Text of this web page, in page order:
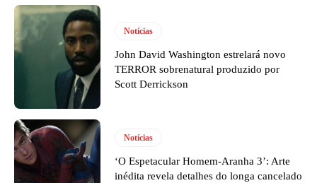
Notícias
John David Washington estrelará novo
TERROR sobrenatural produzido por
Scott Derrickson
Notícias
‘O Espetacular Homem-Aranha 3’: Arte
inédita revela detalhes do longa cancelado